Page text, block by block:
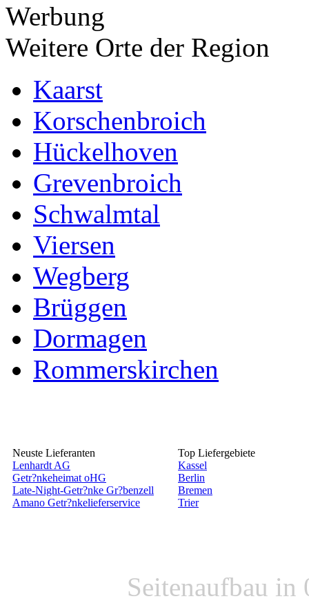
Werbung
Weitere Orte der Region
Kaarst
Korschenbroich
Hückelhoven
Grevenbroich
Schwalmtal
Viersen
Wegberg
Brüggen
Dormagen
Rommerskirchen
Neuste Lieferanten
Lenhardt AG
Getr?nkeheimat oHG
Late-Night-Getr?nke Gr?benzell
Amano Getr?nkelieferservice
Top Liefergebiete
Kassel
Berlin
Bremen
Trier
Seitenaufbau in